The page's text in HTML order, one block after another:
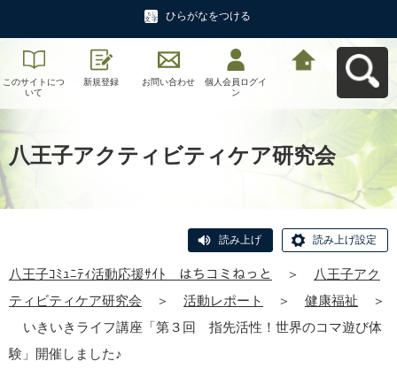
ひらがなをつける
このサイトにつ
いて
新規登録 お問い合わせ
個人会員ログイ
ン
八王子アクティビティケア研究会
読み上げ 読み上げ設定
八王子ｺﾐｭﾆﾃｨ活動応援ｻｲﾄ はちコミねっと ＞
八王子アク
ティビティケア研究会
＞ 活動レポート ＞ 健康福祉
＞
いきいきライフ講座「第３回 指先活性！世界のコマ遊び体
験」開催しました♪